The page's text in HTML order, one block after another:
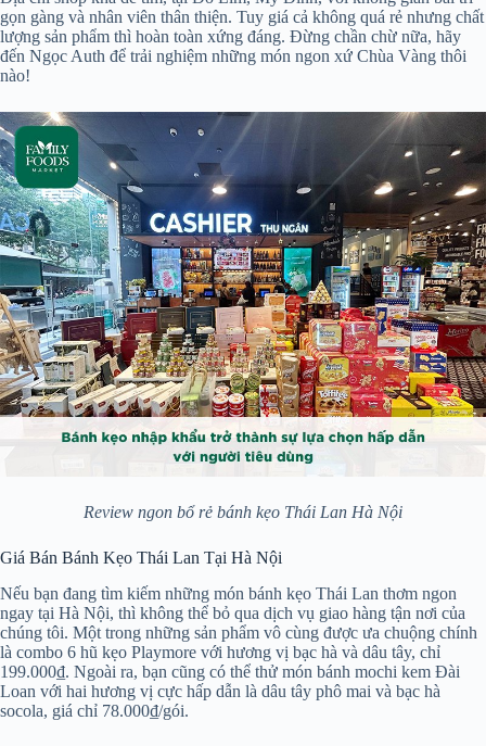
gọn gàng và nhân viên thân thiện. Tuy giá cả không quá rẻ nhưng chất
lượng sản phẩm thì hoàn toàn xứng đáng. Đừng chần chừ nữa, hãy
đến Ngọc Auth để trải nghiệm những món ngon xứ Chùa Vàng thôi
nào!
Review ngon bổ rẻ bánh kẹo Thái Lan Hà Nội
Giá Bán Bánh Kẹo Thái Lan Tại Hà Nội
Nếu bạn đang tìm kiếm những món bánh kẹo Thái Lan thơm ngon
ngay tại Hà Nội, thì không thể bỏ qua dịch vụ giao hàng tận nơi của
chúng tôi. Một trong những sản phẩm vô cùng được ưa chuộng chính
là combo 6 hũ kẹo Playmore với hương vị bạc hà và dâu tây, chỉ
199.000₫. Ngoài ra, bạn cũng có thể thử món bánh mochi kem Đài
Loan với hai hương vị cực hấp dẫn là dâu tây phô mai và bạc hà
socola, giá chỉ 78.000₫/gói.